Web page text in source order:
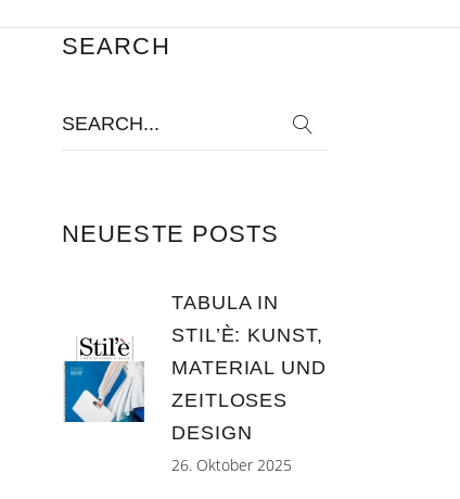
SEARCH
NEUESTE POSTS
TABULA IN
STIL’È: KUNST,
MATERIAL UND
ZEITLOSES
DESIGN
26. Oktober 2025